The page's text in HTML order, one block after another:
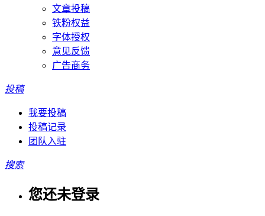
文章投稿
铁粉权益
字体授权
意见反馈
广告商务
投稿
我要投稿
投稿记录
团队入驻
搜索
您还未登录